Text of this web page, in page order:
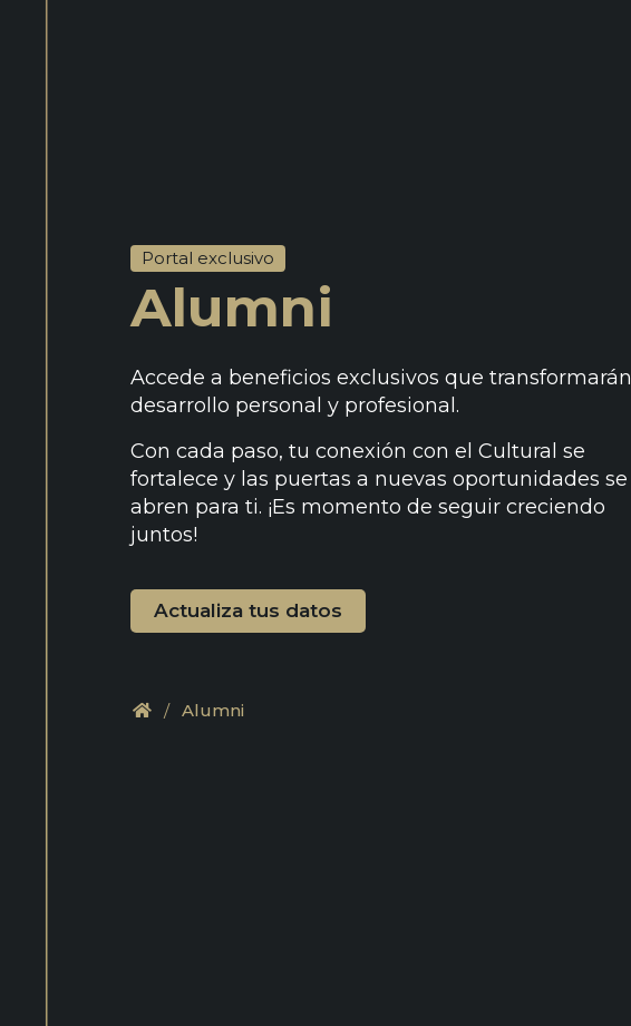
Portal exclusivo
Alumni
Accede a beneficios exclusivos que
desarrollo personal y profesional.
Con cada paso, tu conexión con el Cultural se
fortalece y las puertas a nuevas oportunidades se
abren para ti. ¡Es momento de seguir creciendo
juntos!
Actualiza tus datos
. / Alumni